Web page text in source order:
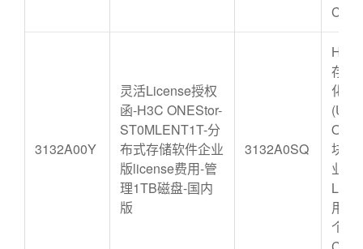
CPU
3132A00Y
灵活License授权
函-H3C ONEStor-
ST0MLENT1T-分
布式存储软件企业
版license费用-管
理1TB磁盘-国内
版
3132A0SQ
H3C
存储
化软
(UIS
块存
业版
用-
个物